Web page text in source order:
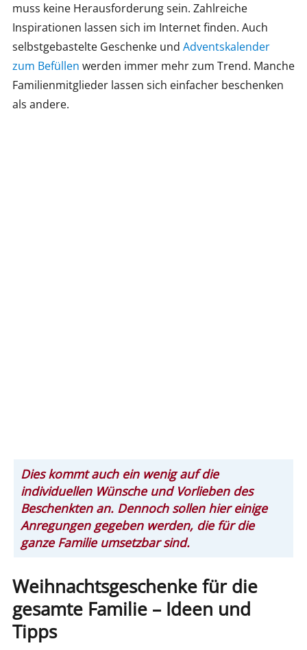
muss keine Herausforderung sein. Zahlreiche
Inspirationen lassen sich im Internet finden. Auch
selbstgebastelte Geschenke und Adventskalender
zum Befüllen werden immer mehr zum Trend. Manche
Familienmitglieder lassen sich einfacher beschenken
als andere.
Dies kommt auch ein wenig auf die
individuellen Wünsche und Vorlieben des
Beschenkten an. Dennoch sollen hier einige
Anregungen gegeben werden, die für die
ganze Familie umsetzbar sind.
Weihnachtsgeschenke für die
gesamte Familie – Ideen und
Tipps